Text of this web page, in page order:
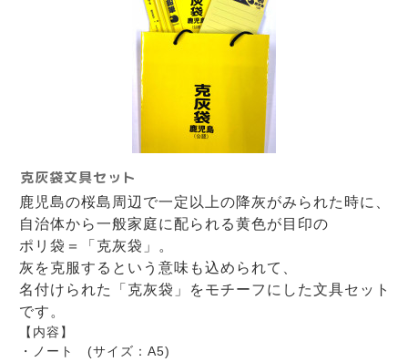
克灰袋文具セット
鹿児島の桜島周辺で一定以上の降灰がみられた時に、
自治体から一般家庭に配られる黄色が目印の
ポリ袋＝「克灰袋」。
灰を克服するという意味も込められて、
名付けられた「克灰袋」をモチーフにした文具セット
です。
【内容】
・ノート (サイズ：A5)